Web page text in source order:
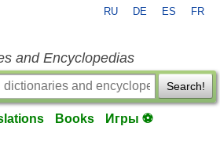
RU DE ES FR
and Encyclopedias
Search!
Books Игры ⚽